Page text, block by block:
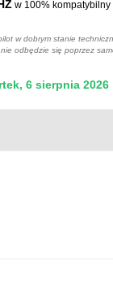
w 100% kompatybilny
w dobrym stanie
odbędzie się poprzez
6 sierpnia 2026